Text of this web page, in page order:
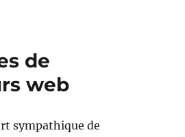
de
web
sympathique de